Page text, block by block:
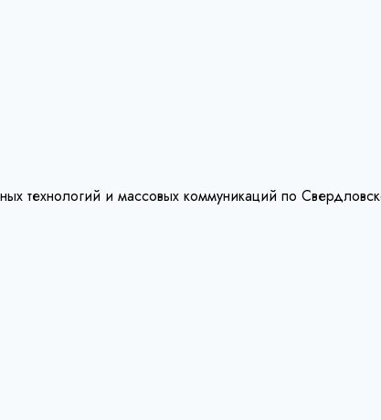
технологий и массовых коммуникаций по